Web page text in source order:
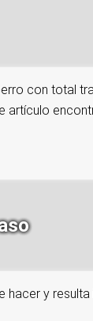
con total
artículo
y